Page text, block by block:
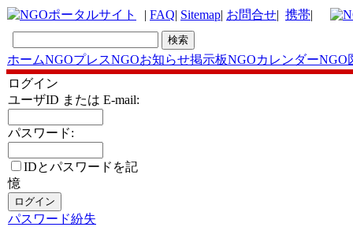
| FAQ| Sitemap| お問合せ| 携帯|
ホームNGOプレスNGOお知らせ掲示板NGOカレンダーNGO
ログイン
ユーザID または E-mail:
パスワード:
IDとパスワードを記
憶
パスワード紛失